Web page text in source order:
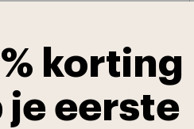
koffie passend bij
bedrijfswaarden
korting
je eerste